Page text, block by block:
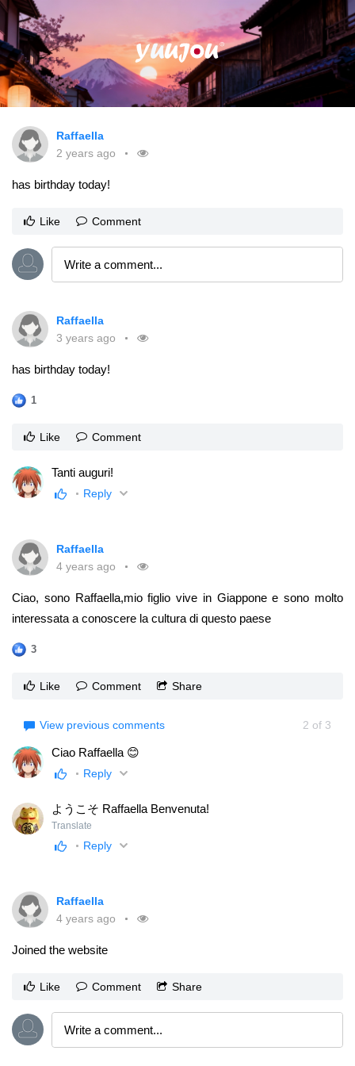
Raffaella
2 years ago
has birthday today!
Like Comment
Raffaella
3 years ago
has birthday today!
1
Like Comment
Tanti auguri!
Reply
Raffaella
4 years ago
Ciao, sono Raffaella,mio figlio vive in Giappone e sono molto
interessata a conoscere la cultura di questo paese
3
Like Comment Share
View previous comments 2 of 3
Ciao Raffaella 😊
Reply
ようこそ Raffaella Benvenuta!
Translate
Reply
Raffaella
4 years ago
Joined the website
Like Comment Share